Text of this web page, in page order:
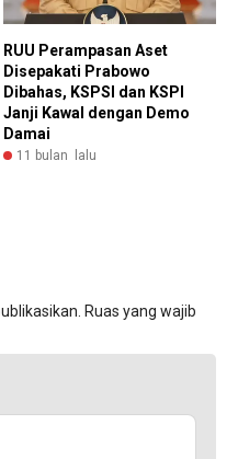
RUU Perampasan Aset
Disepakati Prabowo
Dibahas, KSPSI dan KSPI
Janji Kawal dengan Demo
Damai
11 bulan lalu
Ruas yang wajib